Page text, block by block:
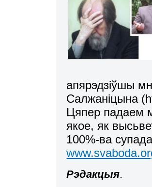
апярэдзіўшы
Салжаніцына
Цяпер падаем
якое, як
100%-ва
Рэдакцыя.